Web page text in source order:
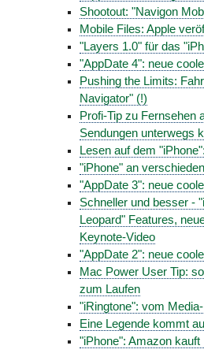
Shootout: "Navigon
Mobile Files: Apple
"Layers 1.0" für das
"AppDate 4": neue
Pushing the Limits:
Navigator" (!)
Profi-Tip zu Fernsehen
Sendungen unterwegs
Lesen auf dem
"iPhone" an
"AppDate 3": neue
Schneller und besser -
Leopard" Features,
Keynote-Video
"AppDate 2": neue
Mac Power User Tip:
zum Laufen
"iRingtone": vom
Eine Legende kommt
"iPhone": Amazon